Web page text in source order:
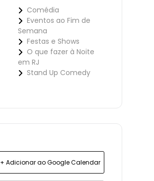
Comédia
Eventos ao Fim de
Semana
Festas e Shows
O que fazer à Noite
em RJ
Stand Up Comedy
+ Adicionar ao Google Calendar